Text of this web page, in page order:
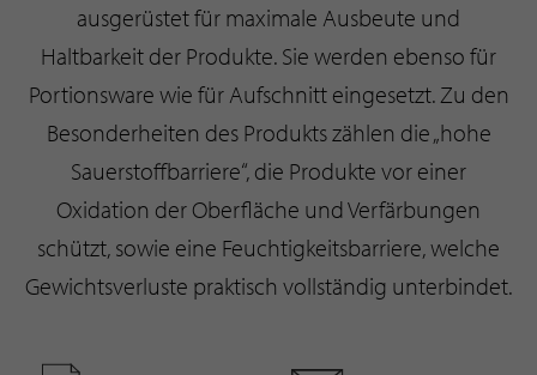
ausgerüstet für maximale Ausbeute und
Haltbarkeit der Produkte. Sie werden ebenso für
Portionsware wie für Aufschnitt eingesetzt. Zu den
Besonderheiten des Produkts zählen die „hohe
Sauerstoffbarriere“, die Produkte vor einer
Oxidation der Oberfläche und Verfärbungen
schützt, sowie eine Feuchtigkeitsbarriere, welche
Gewichtsverluste praktisch vollständig unterbindet.